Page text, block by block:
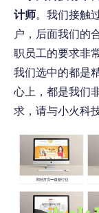
计师。我们接触
户，后面我们的
职员工的要求非
我们选中的都是
心上，都是我们
求，请与小火科